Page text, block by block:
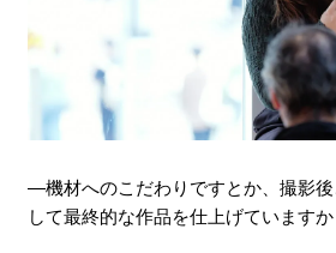
―機材へのこだわりですとか、撮影
して最終的な作品を仕上げていますか